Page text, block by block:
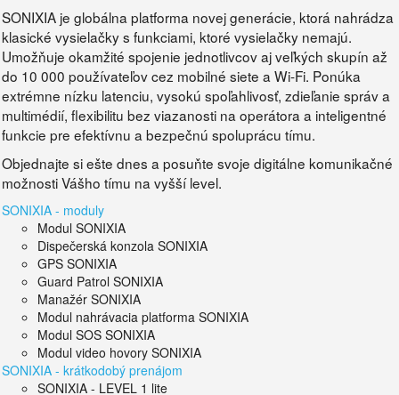
SONIXIA je globálna platforma novej generácie, ktorá nahrádza
klasické vysielačky s funkciami, ktoré vysielačky nemajú.
Umožňuje okamžité spojenie jednotlivcov aj veľkých skupín až
do 10 000 používateľov cez mobilné siete a Wi-Fi. Ponúka
extrémne nízku latenciu, vysokú spoľahlivosť, zdieľanie správ a
multimédií, flexibilitu bez viazanosti na operátora a inteligentné
funkcie pre efektívnu a bezpečnú spoluprácu tímu.
Objednajte si ešte dnes a posuňte svoje digitálne komunikačné
možnosti Vášho tímu na vyšší level.
SONIXIA - moduly
Modul SONIXIA
Dispečerská konzola SONIXIA
GPS SONIXIA
Guard Patrol SONIXIA
Manažér SONIXIA
Modul nahrávacia platforma SONIXIA
Modul SOS SONIXIA
Modul video hovory SONIXIA
SONIXIA - krátkodobý prenájom
SONIXIA - LEVEL 1 lite